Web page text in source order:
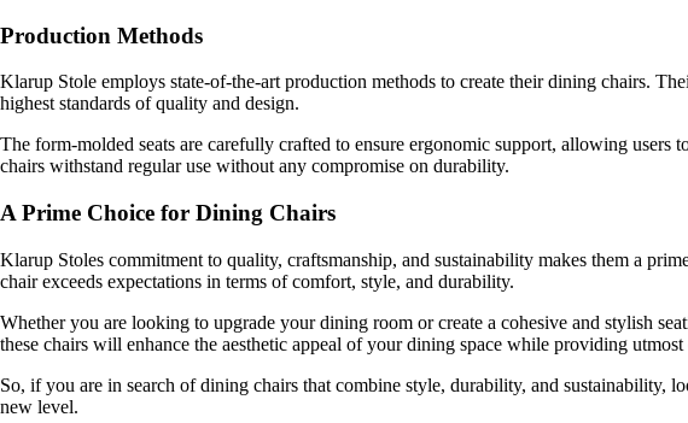
Production Methods
Klarup Stole employs state-of-the-art production methods to create their dining chairs.
highest standards of quality and design.
The form-molded seats are carefully crafted to ensure ergonomic support, allowing
chairs withstand regular use without any compromise on durability.
A Prime Choice for Dining Chairs
Klarup Stoles commitment to quality, craftsmanship, and sustainability makes them a
chair exceeds expectations in terms of comfort, style, and durability.
Whether you are looking to upgrade your dining room or create a cohesive and stylish
these chairs will enhance the aesthetic appeal of your dining space while providing
So, if you are in search of dining chairs that combine style, durability, and
new level.